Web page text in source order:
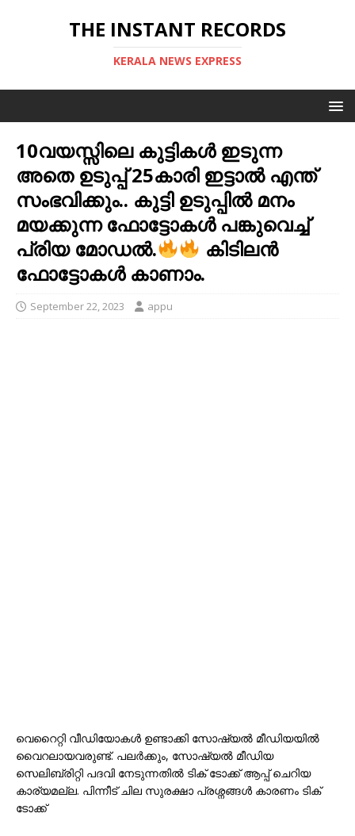
THE INSTANT RECORDS
KERALA NEWS EXPRESS
10വയസ്സിലെ കുട്ടികള്‍ ഇടുന്ന
അതെ ഉടുപ്പ് 25കാരി ഇട്ടാല്‍ എന്ത്
സംഭവിക്കും.. കുട്ടി ഉടുപ്പിൽ മനം
മയക്കുന്ന ഫോട്ടോകൾ പങ്കുവെച്ച്
പ്രിയ മോഡൽ.
കിടിലൻ
ഫോട്ടോകൾ കാണാം.
September 22, 2023 appu
വെറൈറ്റി വീഡിയോകൾ ഉണ്ടാക്കി സോഷ്യൽ മീഡിയയിൽ
വൈറലായവരുണ്ട്. പലർക്കും, സോഷ്യൽ മീഡിയ
സെലിബ്രിറ്റി പദവി നേടുന്നതിൽ ടിക് ടോക്ക് ആപ്പ് ചെറിയ
കാര്യമല്ല. പിന്നീട് ചില സുരക്ഷാ പ്രശ്നങ്ങൾ കാരണം ടിക്
ടോക്ക്